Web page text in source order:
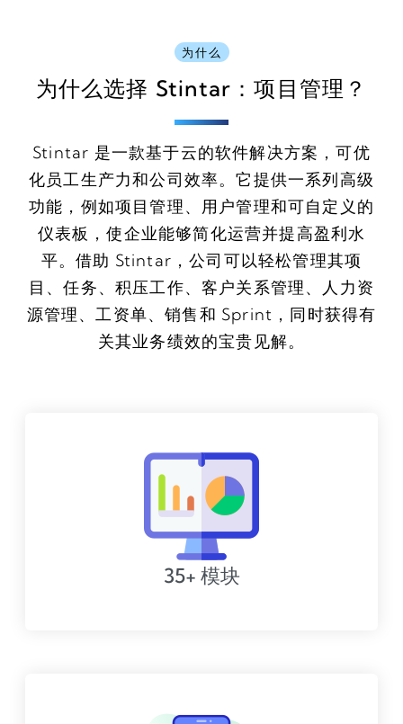
35+ 模块
为什么
为什么选择 Stintar：项目管理？
Stintar 是一款基于云的软件解决方案，可优
化员工生产力和公司效率。它提供一系列高级
功能，例如项目管理、用户管理和可自定义的
仪表板，使企业能够简化运营并提高盈利水
平。借助 Stintar，公司可以轻松管理其项
目、任务、积压工作、客户关系管理、人力资
源管理、工资单、销售和 Sprint，同时获得有
关其业务绩效的宝贵见解。